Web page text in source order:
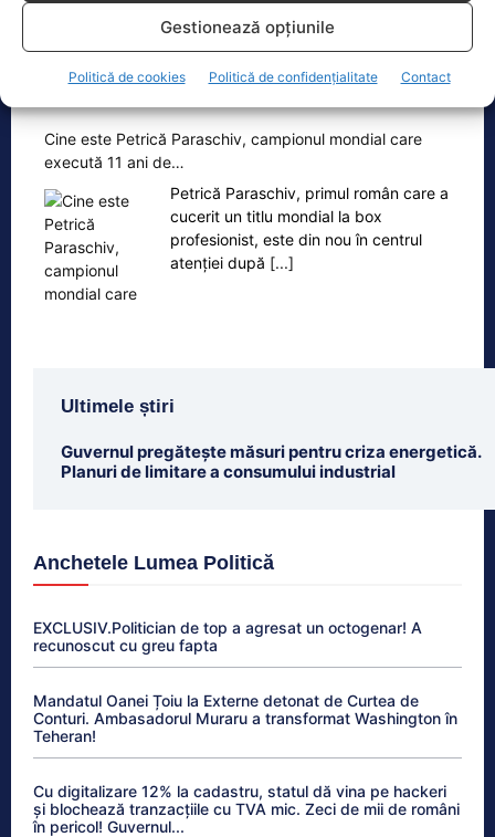
Gestionează opțiunile
Politică de cookies Politică de confidențialitate Contact
Oficiul de Știri
Cine este Petrică Paraschiv, campionul mondial care
execută 11 ani de…
Petrică Paraschiv, primul român care a
cucerit un titlu mondial la box
profesionist, este din nou în centrul
atenției după [...]
Ultimele știri
Guvernul pregătește măsuri pentru criza energetică.
Planuri de limitare a consumului industrial
Anchetele Lumea Politică
EXCLUSIV.Politician de top a agresat un octogenar! A
recunoscut cu greu fapta
Mandatul Oanei Țoiu la Externe detonat de Curtea de
Conturi. Ambasadorul Muraru a transformat Washington în
Teheran!
Cu digitalizare 12% la cadastru, statul dă vina pe hackeri
și blochează tranzacțiile cu TVA mic. Zeci de mii de români
în pericol! Guvernul...